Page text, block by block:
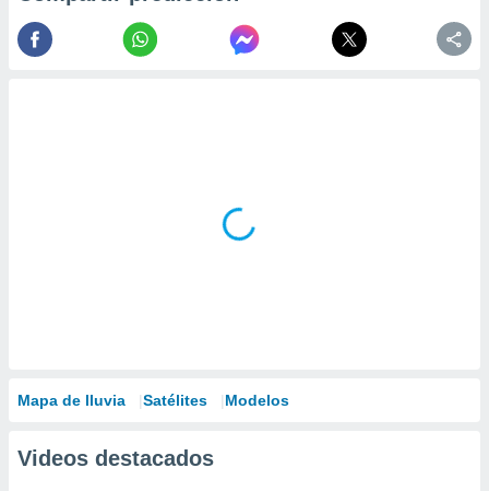
Mapa de lluvia Satélites Modelos
Videos destacados